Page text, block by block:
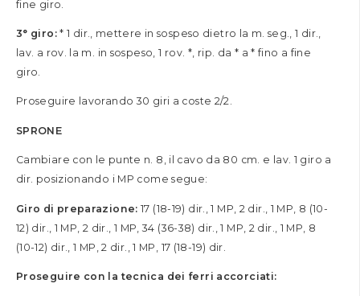
fine giro.
3° giro:* 1 dir., mettere in sospeso dietro la m. seg., 1 dir.,
lav. a rov. la m. in sospeso, 1 rov. *, rip. da * a * fino a fine
giro.
Proseguire lavorando 30 giri a coste 2/2.
SPRONE
Cambiare con le punte n. 8, il cavo da 80 cm. e lav. 1 giro a
dir. posizionando i MP come segue:
Giro di preparazione: 17 (18-19) dir., 1 MP, 2 dir., 1 MP, 8 (10-
12) dir., 1 MP, 2 dir., 1 MP, 34 (36-38) dir., 1 MP, 2 dir., 1 MP, 8
(10-12) dir., 1 MP, 2 dir., 1 MP, 17 (18-19) dir.
Proseguire con la tecnica dei ferri accorciati: